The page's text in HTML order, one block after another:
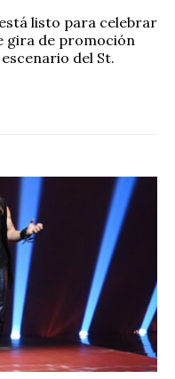
listo para celebrar
gira de promoción
del St.